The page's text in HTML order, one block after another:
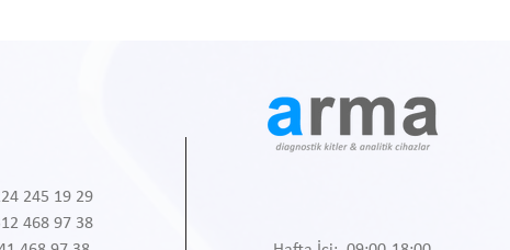
245 19 29
468 97 38